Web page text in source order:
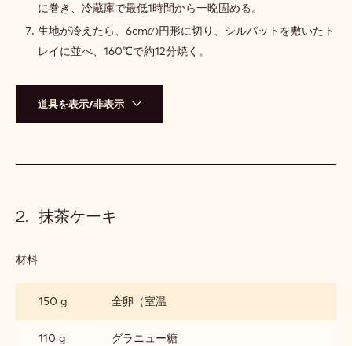
に巻き、冷蔵庫で最低1時間から一晩固める。
生地が冷えたら、6cmの円形に切り、シルパットを敷いたト
レイに並べ、160℃で約12分焼く。
道具を表示/非表示
抹茶ケーキ
材料
ケ
ー
キ
150 g 全卵（室温
110 g グラニュー糖